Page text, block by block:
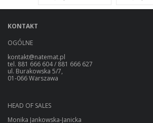
KONTAKT
OGÓLNE
kontakt@natemat.pl
tel. 881 666 604 / 881 666 627
ul. Burakowska 5/7,
01-066 Warszawa
HEAD OF SALES
Monika Jankowska-Janicka